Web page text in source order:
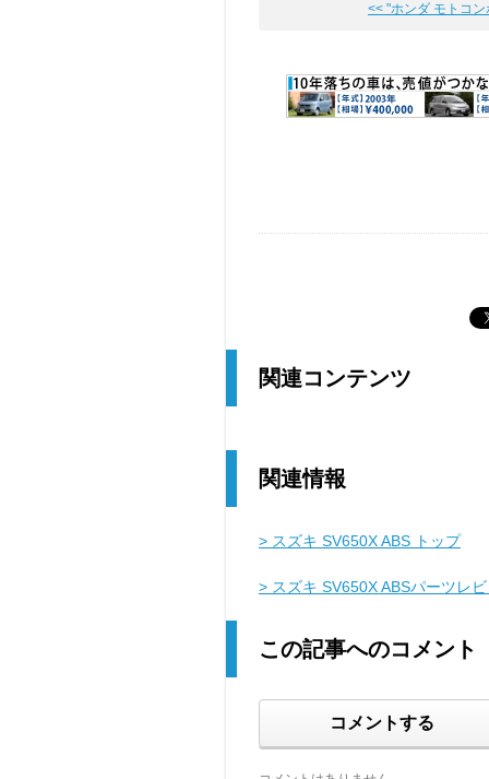
<< "ホンダ モトコン
関連コンテンツ
関連情報
> スズキ SV650X ABS トップ
> スズキ SV650X ABSパーツレ
この記事へのコメント
コメントする